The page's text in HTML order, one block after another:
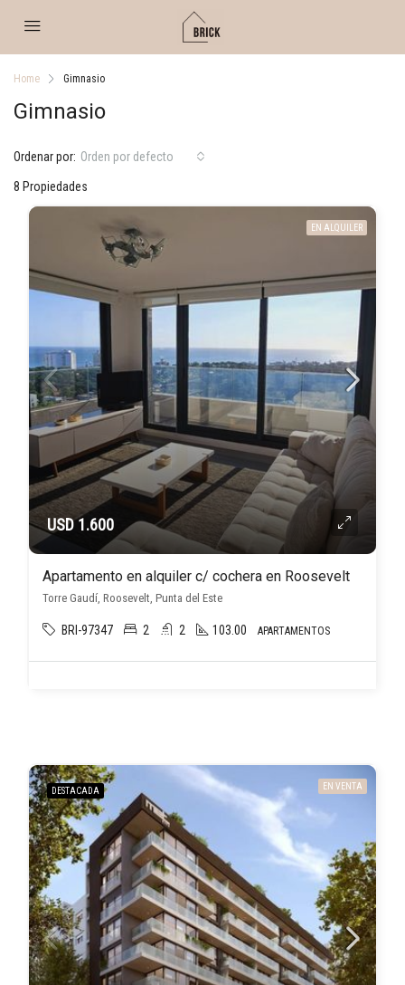
Home Gimnasio
Gimnasio
8 Propiedades
Ordenar por: Orden por defecto
EN ALQUILER
USD 1.600
Apartamento en alquiler c/ cochera en Roosevelt
Torre Gaudí, Roosevelt, Punta del Este
BRI-97347 2 2 103.00 APARTAMENTOS
DESTACADA EN VENTA